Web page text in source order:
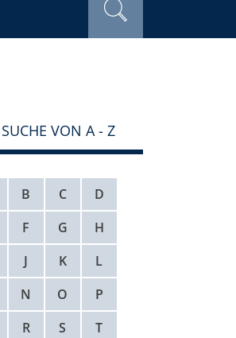
SUCHE VON A - Z
B C
D
F G
H
J K
L
N O
P
R S
T